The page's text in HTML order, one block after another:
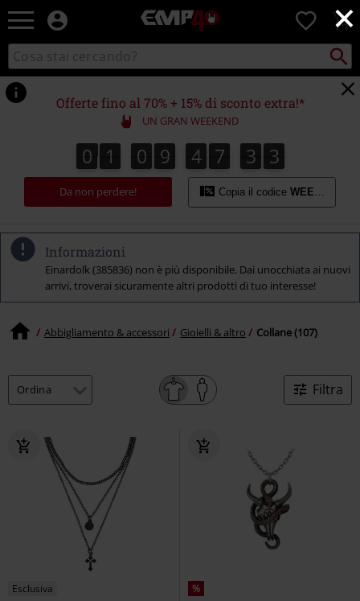
×
EMP
Musica,
Serie
TV
&
Videogame
merch
Abbigliamento
Alternativo
0
Cerca
nel
catalogo
Cerca
Punto
di
ritiro
Offerte fino al 70% + 15% di sconto extra!*
UN GRAN WEEKEND
0
0 1
1 0
0 9
9 4
4 7
7 3
3 1
2
1
3
2
Da non perdere! Copia il codice WEEKEND
Informazioni
Einardolk (385836) non è più disponibile. Dai unocchiata ai nuovi
arrivi, troverai sicuramente altri prodotti di tuo interesse!
Abbigliamento & accessori Gioielli & altro Collane (107)
Filtra
Esclusiva
%